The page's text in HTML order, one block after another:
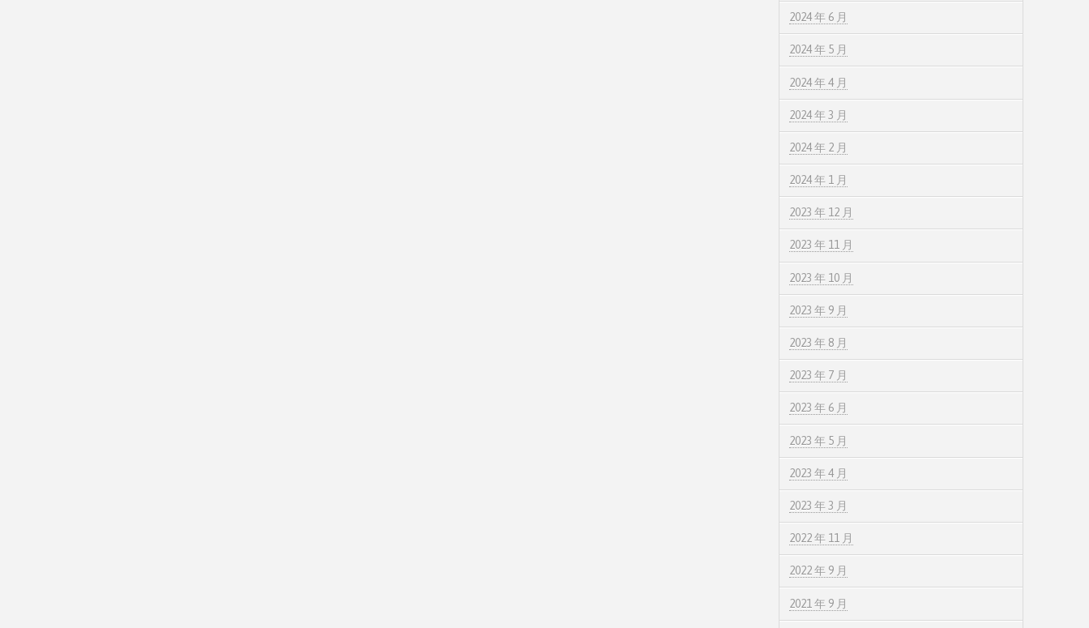
2024 年 6 月
2024 年 5 月
2024 年 4 月
2024 年 3 月
2024 年 2 月
2024 年 1 月
2023 年 12 月
2023 年 11 月
2023 年 10 月
2023 年 9 月
2023 年 8 月
2023 年 7 月
2023 年 6 月
2023 年 5 月
2023 年 4 月
2023 年 3 月
2022 年 11 月
2022 年 9 月
2021 年 9 月